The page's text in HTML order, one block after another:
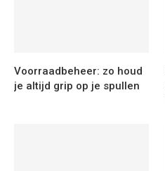
Voorraadbeheer: zo houd
je altijd grip op je spullen